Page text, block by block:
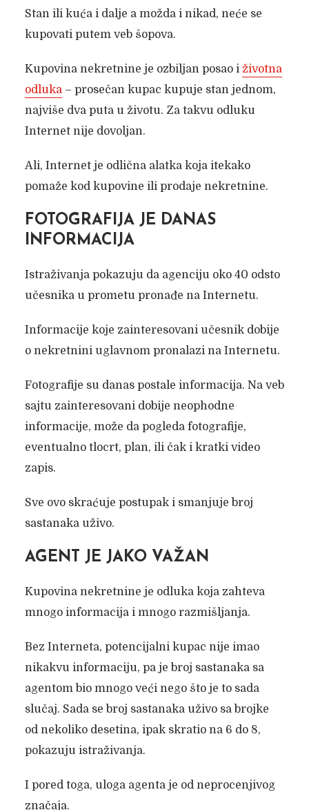
Stan ili kuća i dalje a možda i nikad, neće se
kupovati putem veb šopova.
Kupovina nekretnine je ozbiljan posao i životna
odluka– prosečan kupac kupuje stan jednom,
najviše dva puta u životu. Za takvu odluku
Internet nije dovoljan.
Ali, Internet je odlična alatka koja itekako
pomaže kod kupovine ili prodaje nekretnine.
FOTOGRAFIJA JE DANAS
INFORMACIJA
Istraživanja pokazuju da agenciju oko 40 odsto
učesnika u prometu pronađe na Internetu.
Informacije koje zainteresovani učesnik dobije
o nekretnini uglavnom pronalazi na Internetu.
Fotografije su danas postale informacija. Na veb
sajtu zainteresovani dobije neophodne
informacije, može da pogleda fotografije,
eventualno tlocrt, plan, ili čak i kratki video
zapis.
Sve ovo skraćuje postupak i smanjuje broj
sastanaka uživo.
AGENT JE JAKO VAŽAN
Kupovina nekretnine je odluka koja zahteva
mnogo informacija i mnogo razmišljanja.
Bez Interneta, potencijalni kupac nije imao
nikakvu informaciju, pa je broj sastanaka sa
agentom bio mnogo veći nego što je to sada
slučaj. Sada se broj sastanaka uživo sa brojke
od nekoliko desetina, ipak skratio na 6 do 8,
pokazuju istraživanja.
I pored toga, uloga agenta je od neprocenjivog
značaja.